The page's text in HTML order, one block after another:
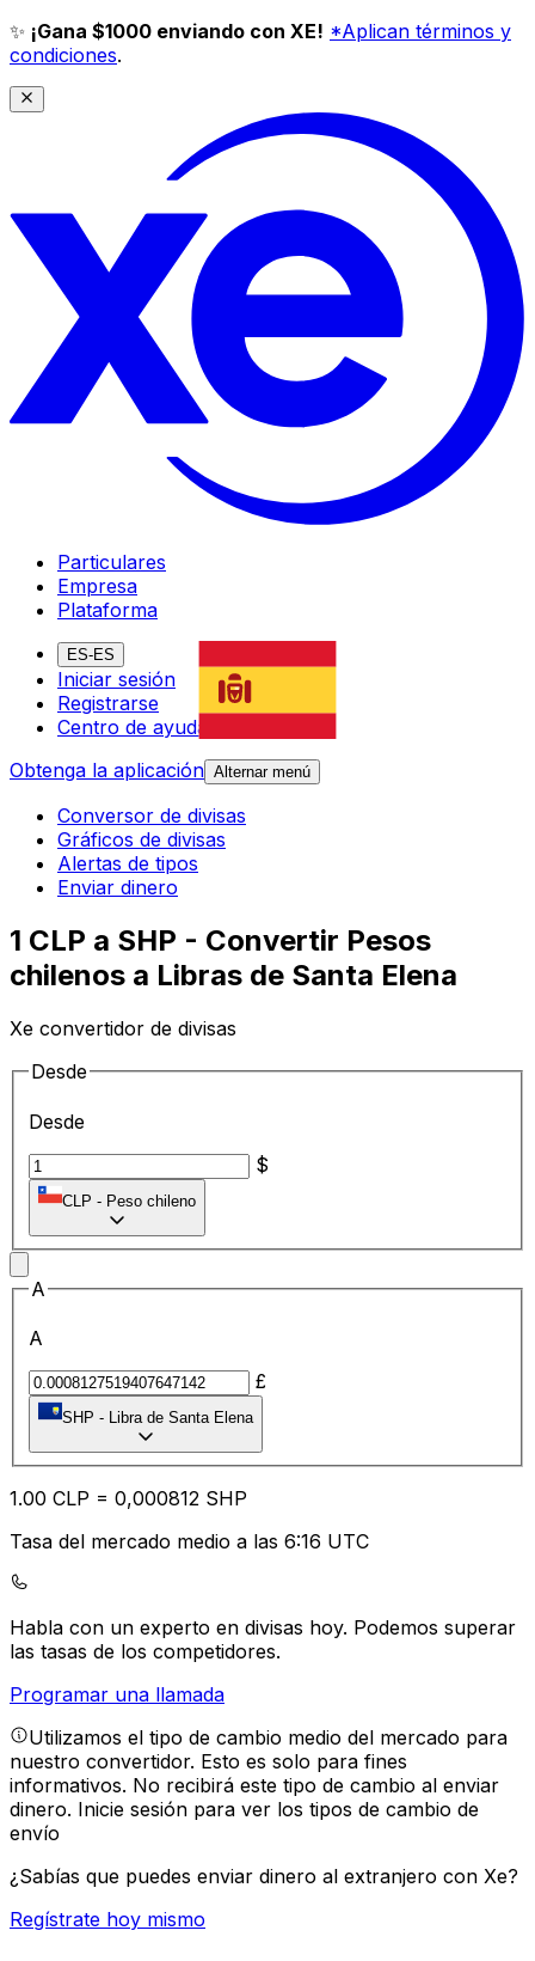
✨ ¡Gana $1000 enviando con XE! *Aplican términos y
condiciones.
Particulares
Empresa
Plataforma
ES-ES
Iniciar sesión
Registrarse
Centro de ayuda
Obtenga la aplicación Alternar menú
Conversor de divisas
Gráficos de divisas
Alertas de tipos
Enviar dinero
1 CLP a SHP - Convertir Pesos
chilenos a Libras de Santa Elena
Xe convertidor de divisas
Desde
Desde
$
CLP - Peso chileno
A
A
£
SHP - Libra de Santa Elena
1.00 CLP = 0,000812 SHP
Tasa del mercado medio a las 6:16 UTC
Habla con un experto en divisas hoy. Podemos superar
las tasas de los competidores.
Programar una llamada
Utilizamos el tipo de cambio medio del mercado para
nuestro convertidor. Esto es solo para fines
informativos. No recibirá este tipo de cambio al enviar
dinero. Inicie sesión para ver los tipos de cambio de
envío
¿Sabías que puedes enviar dinero al extranjero con Xe?
Regístrate hoy mismo